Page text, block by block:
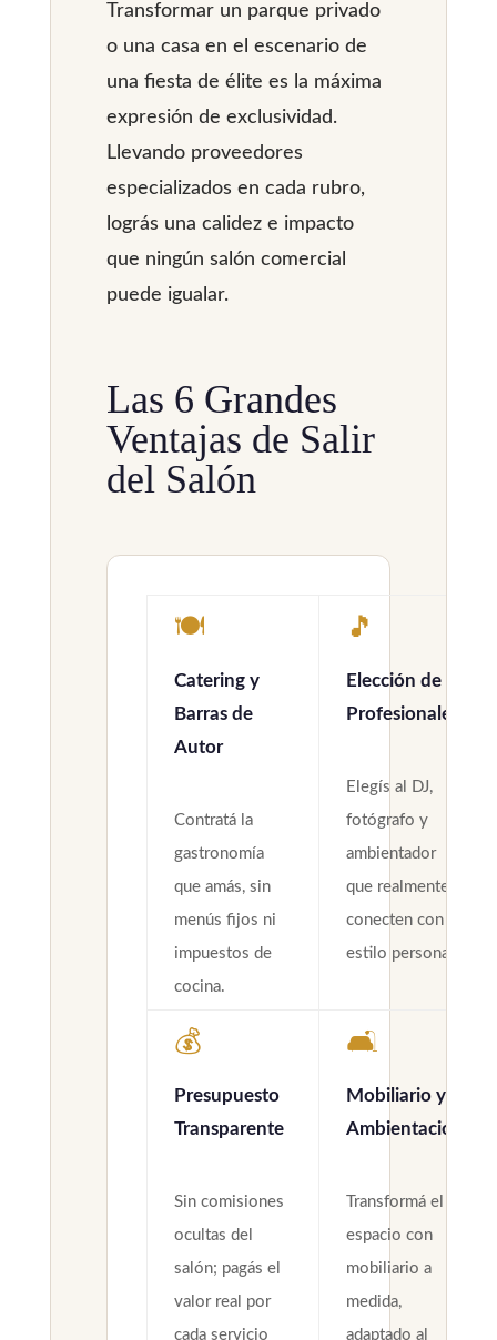
Transformar un parque privado
o una casa en el escenario de
una fiesta de élite es la máxima
expresión de exclusividad.
Llevando proveedores
especializados en cada rubro,
lográs una calidez e impacto
que ningún salón comercial
puede igualar.
Las 6 Grandes
Ventajas de Salir
del Salón
🍽️
Catering y
Barras de
Autor
Contratá la
gastronomía
que amás, sin
menús fijos ni
impuestos de
cocina.
🎵
Elección de
Profesionales
Elegís al DJ,
fotógrafo y
ambientador
que realmente
conecten con tu
estilo personal.
💰
Presupuesto
Transparente
Sin comisiones
ocultas del
salón; pagás el
valor real por
cada servicio
🛋️
Mobiliario y
Ambientación
Transformá el
espacio con
mobiliario a
medida,
adaptado al